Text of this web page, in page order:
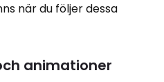
när du följer dessa
animationer